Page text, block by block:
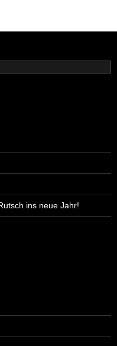
ins neue Jahr!